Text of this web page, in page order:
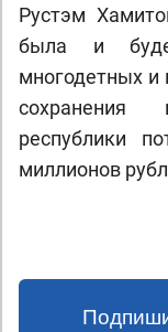
Рустэм
была и
многодетных
республики
миллионов